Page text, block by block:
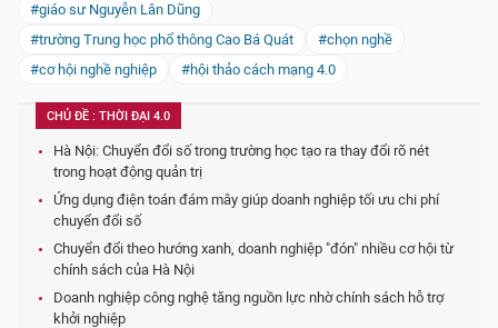
#giáo sư Nguyễn Lân Dũng
#trường Trung học phổ thông Cao Bá Quát
#chọn nghề
#cơ hội nghề nghiệp
#hội thảo cách mạng 4.0
CHỦ ĐỀ : THỜI ĐẠI 4.0
Hà Nội: Chuyển đổi số trong trường học tạo ra thay đổi rõ nét
trong hoạt động quản trị
Ứng dụng điện toán đám mây giúp doanh nghiệp tối ưu chi phí
chuyển đổi số
Chuyển đổi theo hướng xanh, doanh nghiệp "đón" nhiều cơ hội từ
chính sách của Hà Nội
Doanh nghiệp công nghệ tăng nguồn lực nhờ chính sách hỗ trợ
khởi nghiệp